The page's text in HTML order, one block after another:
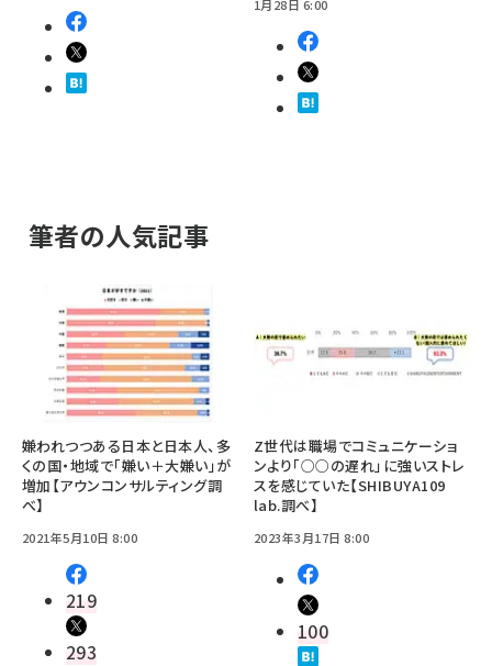
1月28日 6:00
筆者の人気記事
嫌われつつある日本と日本人、多
くの国・地域で「嫌い＋大嫌い」が
増加【アウンコンサルティング調
べ】
2021年5月10日 8:00
219
293
Z世代は職場でコミュニケーショ
ンより「○○の遅れ」に強いストレ
スを感じていた【SHIBUYA109
lab.調べ】
2023年3月17日 8:00
100